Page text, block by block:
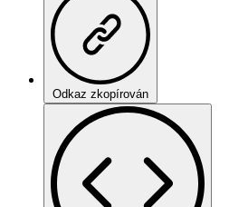
Odkaz zkopírován